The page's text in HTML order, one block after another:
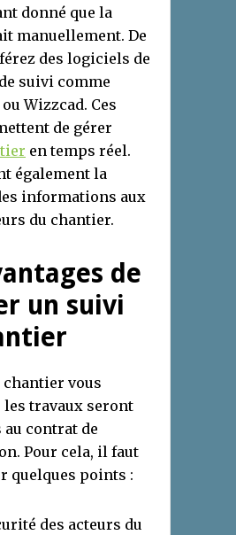
donné que la
manuellement. De
des logiciels de
suivi comme
Wizzcad. Ces
de gérer
en temps réel.
également la
informations aux
du chantier.
de
un suivi
chantier vous
les travaux seront
contrat de
Pour cela, il faut
quelques points :
des acteurs du